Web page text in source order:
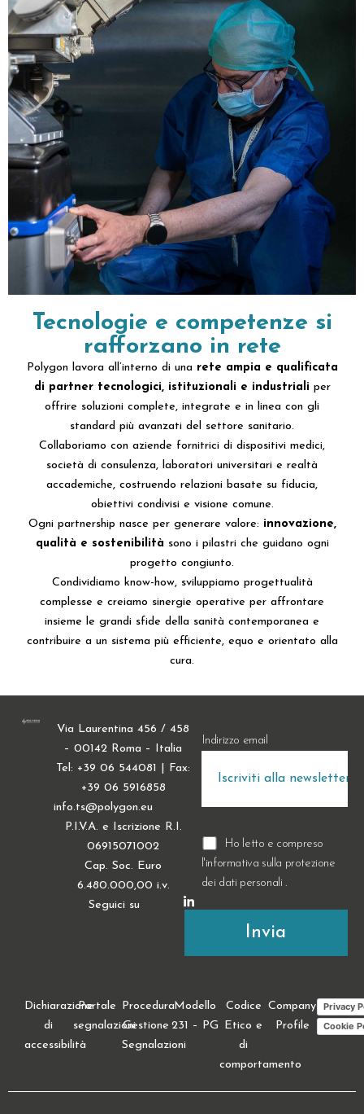
Tecnologie e competenze si
rafforzano in rete
Polygon lavora all’interno di una rete ampia e qualificata
di partner tecnologici, istituzionali e industriali per
offrire soluzioni complete, integrate e in linea con gli
standard più avanzati del settore sanitario.
Collaboriamo con aziende fornitrici di dispositivi medici,
società di consulenza, laboratori universitari e realtà
accademiche, costruendo relazioni basate su fiducia,
obiettivi condivisi e visione comune.
Ogni partnership nasce per generare valore: innovazione,
qualità e sostenibilità sono i pilastri che guidano ogni
progetto congiunto.
Condividiamo know-how, sviluppiamo progettualità
complesse e creiamo sinergie operative per affrontare
insieme le grandi sfide della sanità contemporanea e
contribuire a un sistema più efficiente, equo e orientato alla
cura.
Via Laurentina 456 / 458
– 00142 Roma – Italia
Tel: +39 06 544081 | Fax:
+39 06 5916858
info.ts@polygon.eu
P.I.V.A. e Iscrizione R.I.
06915071002
Cap. Soc. Euro
6.480.000,00 i.v.
Seguici su
Indirizzo email
Ho letto e compreso
l'informativa sulla protezione
dei dati personali.
Dichiarazione
di
accessibilità
Portale
segnalazioni
Procedura
Gestione
Segnalazioni
Modello
231 – PG
Codice
Etico e
di
comportamento
Company
Profile
Privacy
Cookie